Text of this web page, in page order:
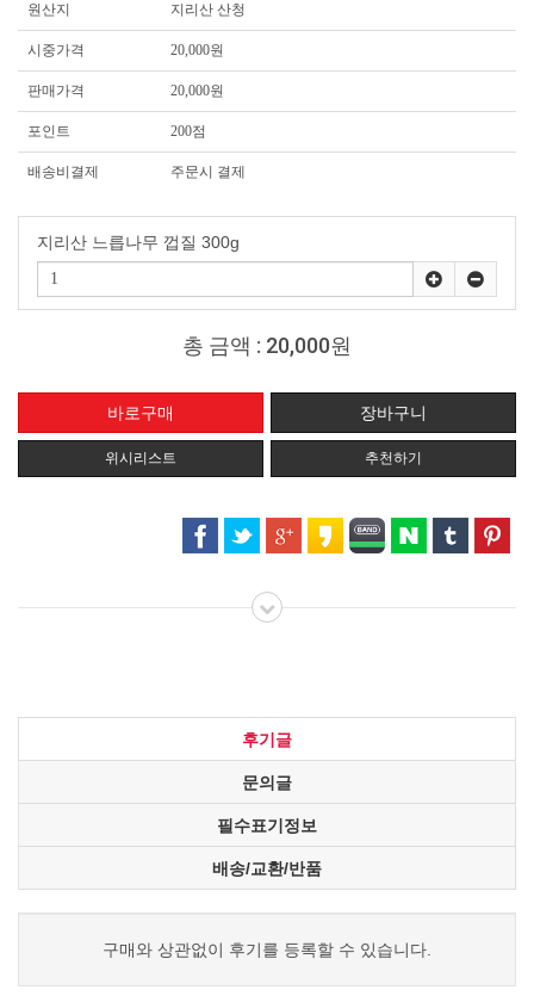
원산지 지리산 산청
시중가격 20,000원
판매가격 20,000원
포인트 200점
배송비결제 주문시 결제
지리산 느릅나무 껍질 300g
총 금액 : 20,000원
위시리스트 추천하기
후기글
문의글
필수표기정보
배송/교환/반품
구매와 상관없이 후기를 등록할 수 있습니다.